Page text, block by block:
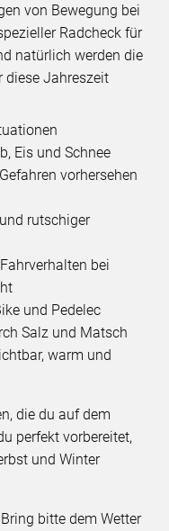
von Bewegung bei
Radcheck für
natürlich werden die
diese Jahreszeit
Eis und Schnee
vorhersehen
rutschiger
bei
und Pedelec
Salz und Matsch
warm und
die du auf dem
perfekt vorbereitet,
und Winter
bitte dem Wetter